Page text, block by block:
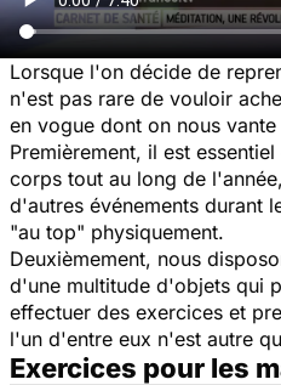
Lorsque l'on décide de
n'est pas rare de vouloir
en vogue dont on nous
Premièrement, il est
corps tout au long de
d'autres événements durant
"au top" physiquement.
Deuxièmement, nous
d'une multitude d'objets qui
effectuer des exercices et
l'un d'entre eux n'est autre
Exercices pour les